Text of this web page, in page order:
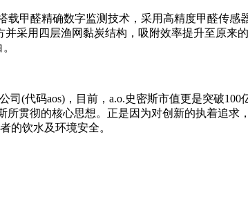
甲醛精确数字监测技术，采用高精度甲醛传感
采用四层渔网黏炭结构，吸附效率提升至原来
(代码aos)，目前，a.o.史密斯市值更是突破100
贯彻的核心思想。正是因为对创新的执着追求
的饮水及环境安全。